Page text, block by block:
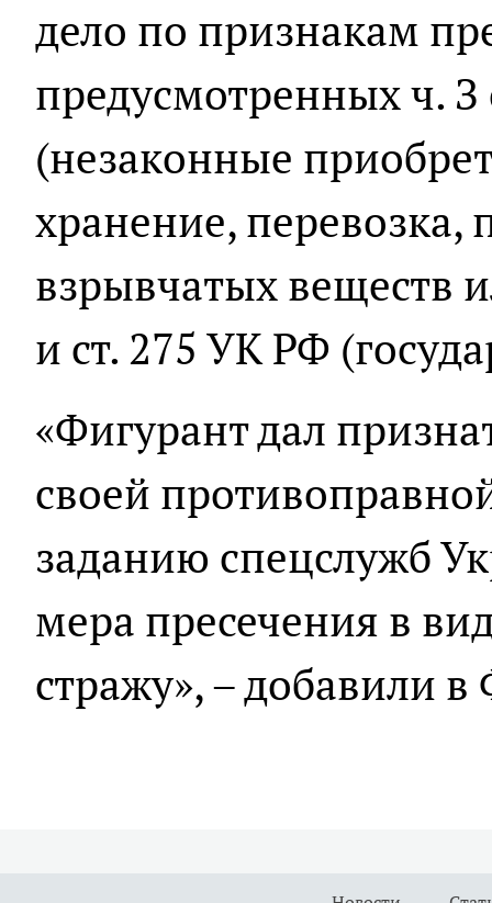
дело по признакам
предусмотренных ч.
(незаконные
хранение,
взрывчатых веществ
и ст. 275 УК РФ
«Фигурант дал
своей
заданию спецслужб
мера пресечения в
стражу», – добавили